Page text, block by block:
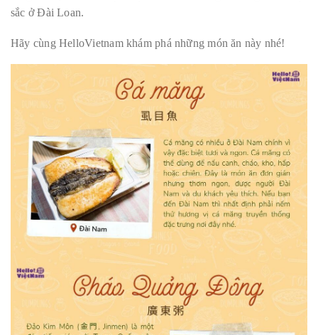
sắc ở Đài Loan.
Hãy cùng HelloVietnam khám phá những món ăn này nhé!